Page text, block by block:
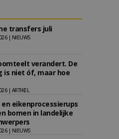
transfers juli
| NIEUWS
verandert. De
is niet óf, maar hoe
| ARTIKEL
eikenprocessierups
bomen in landelijke
| NIEUWS